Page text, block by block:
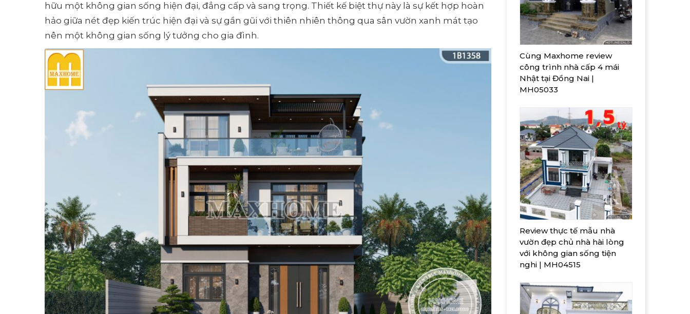
hữu một không gian sống hiện đại, đẳng cấp và sang trọng. Thiết kế biệt thự này là sự kết hợp hoàn
hảo giữa nét đẹp kiến trúc hiện đại và sự gần gũi với thiên nhiên thông qua sân vườn xanh mát tạo
nên một không gian sống lý tưởng cho gia đình.
Cùng Maxhome review
công trình nhà cấp 4 mái
Nhật tại Đồng Nai |
MH05033
Review thực tế mẫu nhà
vườn đẹp chủ nhà hài lòng
với không gian sống tiện
nghi | MH04515